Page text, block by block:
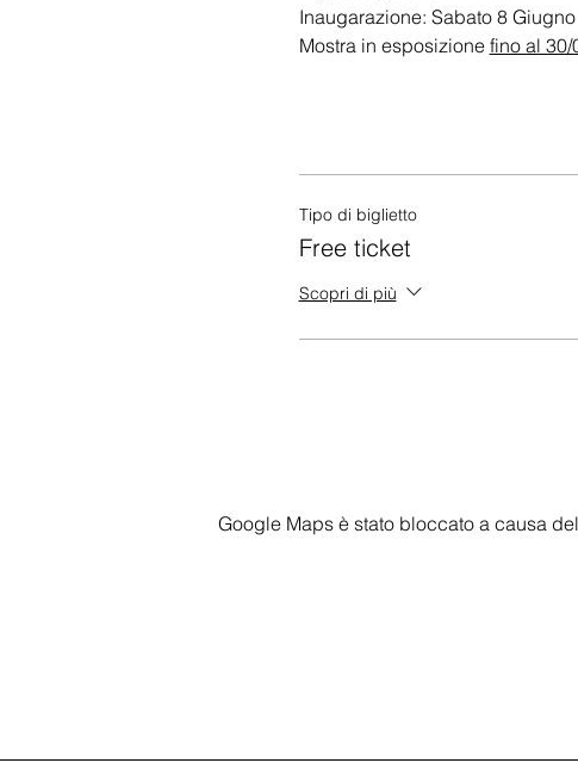
Inaugarazione: Sabato 8
Mostra in esposizione fino al 30/
Tipo di biglietto
Free ticket
Scopri di più
Google Maps è stato bloccato a causa